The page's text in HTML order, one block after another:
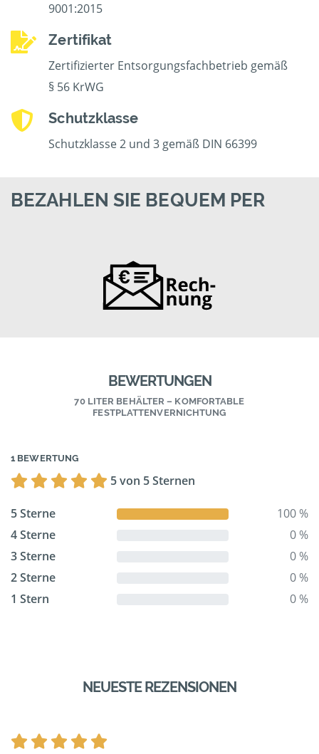
9001:2015
Zertifikat
Zertifizierter Entsorgungsfachbetrieb gemäß
§ 56 KrWG
Schutzklasse
Schutzklasse 2 und 3 gemäß DIN 66399
BEZAHLEN SIE BEQUEM PER
BEWERTUNGEN
70 LITER BEHÄLTER – KOMFORTABLE
FESTPLATTENVERNICHTUNG
1 BEWERTUNG
5 von 5 Sternen
5 Sterne
100 %
4 Sterne
0 %
3 Sterne
0 %
2 Sterne
0 %
1 Stern
0 %
NEUESTE REZENSIONEN